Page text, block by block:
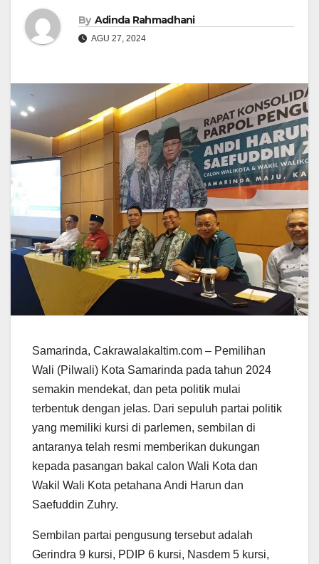
By Adinda Rahmadhani
AGU 27, 2024
Samarinda, Cakrawalakaltim.com – Pemilihan
Wali (Pilwali) Kota Samarinda pada tahun 2024
semakin mendekat, dan peta politik mulai
terbentuk dengan jelas. Dari sepuluh partai politik
yang memiliki kursi di parlemen, sembilan di
antaranya telah resmi memberikan dukungan
kepada pasangan bakal calon Wali Kota dan
Wakil Wali Kota petahana Andi Harun dan
Saefuddin Zuhry.
Sembilan partai pengusung tersebut adalah
Gerindra 9 kursi, PDIP 6 kursi, Nasdem 5 kursi,